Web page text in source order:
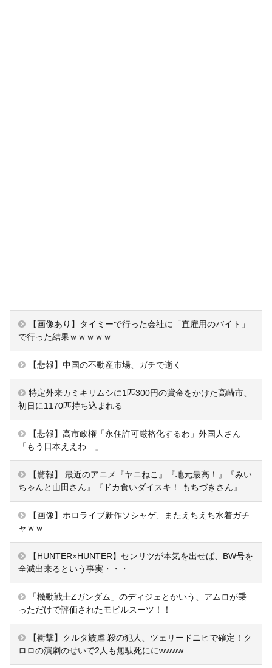
【画像あり】タイミーで行った会社に「直雇用のバイト」
で行った結果ｗｗｗｗｗ
【悲報】中国の不動産市場、ガチで逝く
特定外来カミキリムシに1匹300円の賞金をかけた高崎市、
初日に1170匹持ち込まれる
【悲報】高市政権「永住許可厳格化するわ」外国人さん
「もう日本ええわ…」
【驚報】 最近のアニメ『ヤニねこ』『地元最高！』『みい
ちゃんと山田さん』『ドカ食いダイスキ！ もちづきさん』
【画像】ホロライブ新作ソシャゲ、またえちえち水着ガチ
ャｗｗ
【HUNTER×HUNTER】センリツが本気を出せば、BW号を
全滅出来るという事実・・・
「機動戦士Ζガンダム」のディジェとかいう、アムロが乗
っただけで評価されたモビルスーツ！！
【衝撃】クルタ族虐 殺の犯人、ツェリードニヒで確定！ク
ロロの演劇のせいで2人も無駄死ににwwww